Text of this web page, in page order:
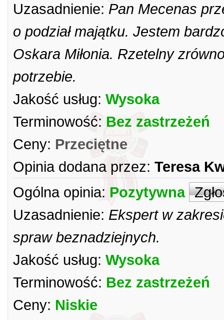
Uzasadnienie: Pan Mecenas
o podział majątku. Jestem
Oskara Miłonia. Rzetelny
potrzebie.
Jakość usług: Wysoka
Terminowość: Bez zastrzeżeń
Ceny: Przeciętne
Opinia dodana przez: Teresa
Ogólna opinia: Pozytywna
Uzasadnienie: Ekspert w
spraw beznadziejnych.
Jakość usług: Wysoka
Terminowość: Bez zastrzeżeń
Ceny: Niskie